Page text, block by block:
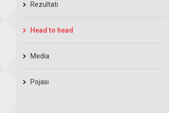
Rezultati
Head to head
Media
Pojasi